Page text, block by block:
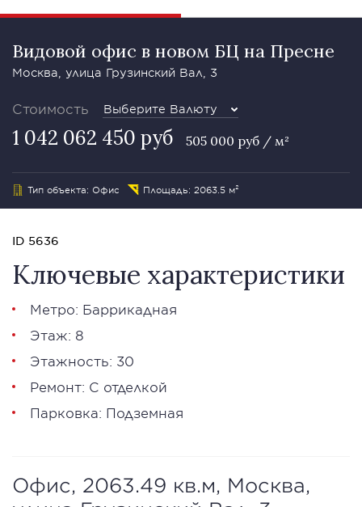
Видовой офис в новом БЦ на Пресне
Москва, улица Грузинский Вал, 3
Стоимость Выберите Валюту
1 042 062 450 руб 505 000 руб / м²
Тип объекта: Офис Площадь: 2063.5 м²
ID 5636
Ключевые характеристики
Метро: Баррикадная
Этаж: 8
Этажность: 30
Ремонт: С отделкой
Парковка: Подземная
Офис, 2063.49 кв.м, Москва,